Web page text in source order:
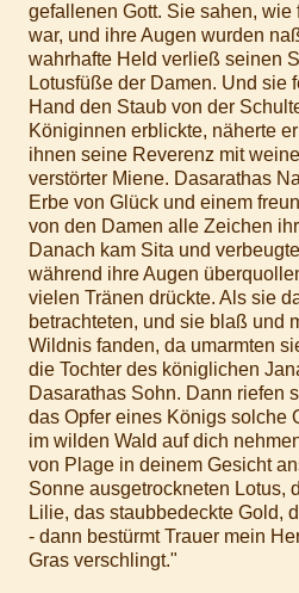
gefallenen Gott. Sie sahen,
war, und ihre Augen wurden
wahrhafte Held verließ seinen
Lotusfüße der Damen. Und sie
Hand den Staub von der
Königinnen erblickte, näherte
ihnen seine Reverenz mit
verstörter Miene. Dasarathas
Erbe von Glück und einem
von den Damen alle Zeichen
Danach kam Sita und
während ihre Augen
vielen Tränen drückte. Als sie
betrachteten, und sie blaß und
Wildnis fanden, da umarmten
die Tochter des königlichen
Dasarathas Sohn. Dann riefen
das Opfer eines Königs solche
im wilden Wald auf dich
von Plage in deinem Gesicht
Sonne ausgetrockneten Lotus,
Lilie, das staubbedeckte Gold,
- dann bestürmt Trauer mein
Gras verschlingt."